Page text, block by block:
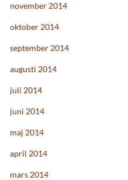
november 2014
oktober 2014
september 2014
augusti 2014
juli 2014
juni 2014
maj 2014
april 2014
mars 2014